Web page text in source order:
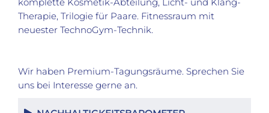
Therapie, Trilogie für Paare. Fitnessraum mit
neuester TechnoGym-Technik.
Wir haben Premium-Tagungsräume. Sprechen Sie
uns bei Interesse gerne an.